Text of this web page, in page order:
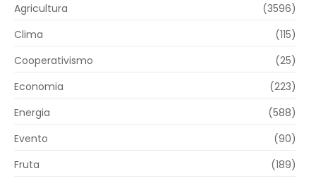
Agricultura
(3596)
Clima
(115)
Cooperativismo
(25)
Economia
(223)
Energia
(588)
Evento
(90)
Fruta
(189)